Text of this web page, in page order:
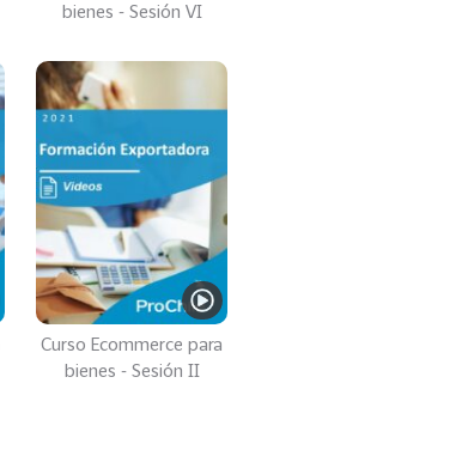
bienes - Sesión VI
Curso Ecommerce para
bienes - Sesión II